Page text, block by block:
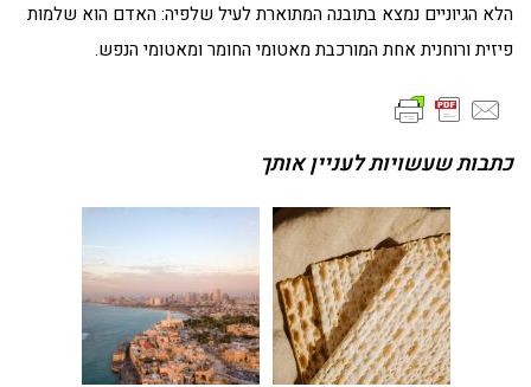
הלא הגיוניים נמצא בתובנה המתוארת לעיל שלפיה: האדם הוא שלמות
פיזית ורוחנית אחת המורכבת מאטומי החומר ומאטומי הנפש.
כתבות שעשויות לעניין אותך